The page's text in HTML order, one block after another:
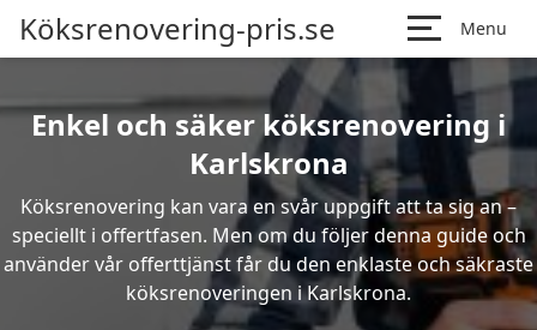
Köksrenovering-pris.se Menu
Enkel och säker köksrenovering i
Karlskrona
Köksrenovering kan vara en svår uppgift att ta sig an –
speciellt i offertfasen. Men om du följer denna guide och
använder vår offerttjänst får du den enklaste och säkraste
köksrenoveringen i Karlskrona.